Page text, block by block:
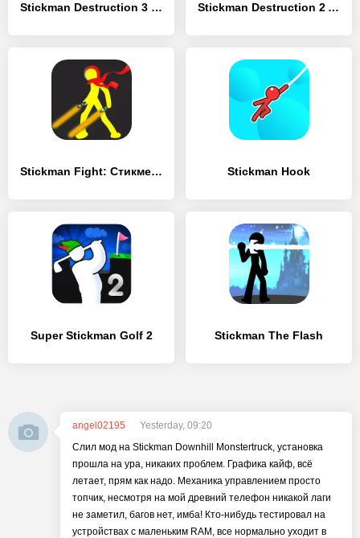
Stickman Destruction 3 Epic Stickman Destruction 2 Annihilation
Stickman Fight: Стикмен игра Stickman Hoo‪k‬
Super Stickman Golf 2 Stickman The Flash
angel02195
Yesterday, 09:20
Слил мод на Stickman Downhill Monstertruck, установка
прошла на ура, никаких проблем. Графика кайф, всё
летает, прям как надо. Механика управлением просто
топчик, несмотря на мой древний телефон никакой лаги
не заметил, багов нет, имба! Кто-нибудь тестировал на
устройствах с маленьким RAM, все нормально уходит в